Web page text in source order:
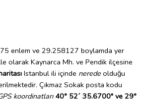
enlem ve 29.258127 boylamda yer
olarak Kaynarca Mh. ve Pendik ilçesine
Istanbul ili içinde nerede olduğu
Çıkmaz Sokak posta kodu
koordinatları 40° 52´ 35.6700" ve 29°